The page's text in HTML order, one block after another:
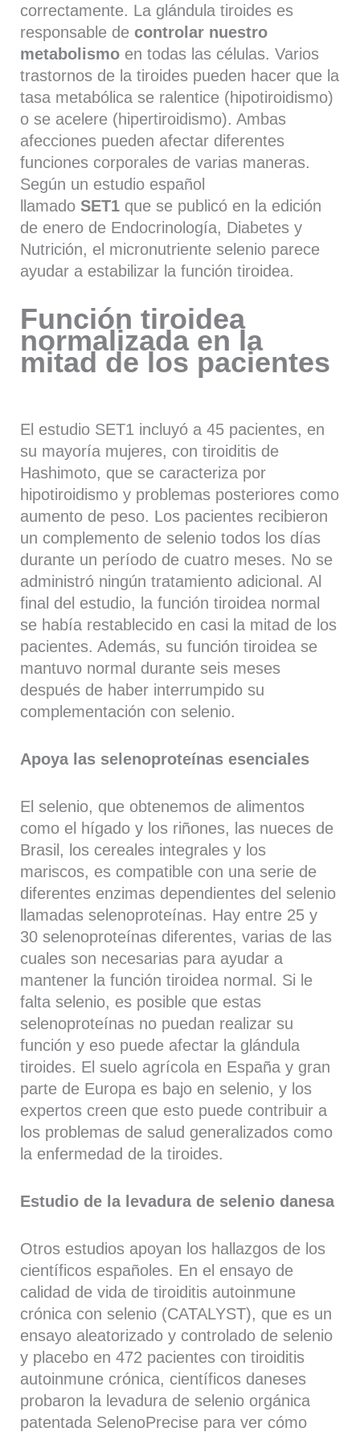
correctamente. La glándula tiroides es
responsable decontrolar nuestro
metabolismo en todas las células. Varios
trastornos de la tiroides pueden hacer que la
tasa metabólica se ralentice (hipotiroidismo)
o se acelere (hipertiroidismo). Ambas
afecciones pueden afectar diferentes
funciones corporales de varias maneras.
Según un estudio español
llamadoSET1 que se publicó en la edición
de enero de Endocrinología, Diabetes y
Nutrición, el micronutriente selenio parece
ayudar a estabilizar la función tiroidea.
Función tiroidea
normalizada en la
mitad de los pacientes
El estudio SET1 incluyó a 45 pacientes, en
su mayoría mujeres, con tiroiditis de
Hashimoto, que se caracteriza por
hipotiroidismo y problemas posteriores como
aumento de peso. Los pacientes recibieron
un complemento de selenio todos los días
durante un período de cuatro meses. No se
administró ningún tratamiento adicional. Al
final del estudio, la función tiroidea normal
se había restablecido en casi la mitad de los
pacientes. Además, su función tiroidea se
mantuvo normal durante seis meses
después de haber interrumpido su
complementación con selenio.
Apoya las selenoproteínas esenciales
El selenio, que obtenemos de alimentos
como el hígado y los riñones, las nueces de
Brasil, los cereales integrales y los
mariscos, es compatible con una serie de
diferentes enzimas dependientes del selenio
llamadas selenoproteínas. Hay entre 25 y
30 selenoproteínas diferentes, varias de las
cuales son necesarias para ayudar a
mantener la función tiroidea normal. Si le
falta selenio, es posible que estas
selenoproteínas no puedan realizar su
función y eso puede afectar la glándula
tiroides. El suelo agrícola en España y gran
parte de Europa es bajo en selenio, y los
expertos creen que esto puede contribuir a
los problemas de salud generalizados como
la enfermedad de la tiroides.
Estudio de la levadura de selenio danesa
Otros estudios apoyan los hallazgos de los
científicos españoles. En el ensayo de
calidad de vida de tiroiditis autoinmune
crónica con selenio (CATALYST), que es un
ensayo aleatorizado y controlado de selenio
y placebo en 472 pacientes con tiroiditis
autoinmune crónica, científicos daneses
probaron la levadura de selenio orgánica
patentada SelenoPrecise para ver cómo